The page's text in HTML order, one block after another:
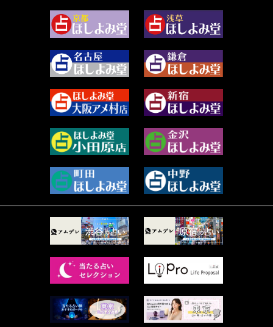
白丸モカ (180)
水浅葱 旬時 (150)
阿佐霧 峰麿 (37)
源 彩乃 (65)
美月マーシャ (211)
芽百マミム (737)
真巳華 - Mamika - (267)
プラタ 真寿 (164)
紅月Luru (4)
ルーカス伽豆海 (1111)
木杉泉風 (116)
桐野有民 (31)
月夜巳キメラ (4)
菊地柚姫 (78)
2024年1月 (63)
2023年12月 (86)
2023年11月 (67)
2023年10月 (36)
2023年9月 (37)
2023年8月 (46)
2023年7月 (59)
2023年6月 (73)
2023年5月 (67)
2023年4月 (73)
2023年2月 (99)
2022年12月 (72)
2022年11月 (72)
2022年9月 (85)